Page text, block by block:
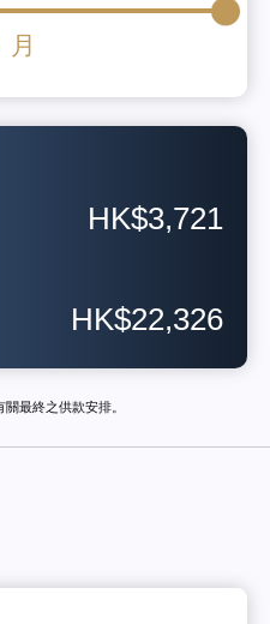
月
HK$3,721
HK$22,326
最終之供款安排。